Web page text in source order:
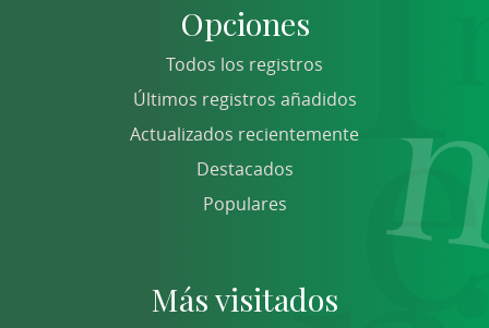
Opciones
Todos los registros
Últimos registros añadidos
Actualizados recientemente
Destacados
Populares
Más visitados